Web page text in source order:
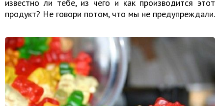
известно ли тебе, из чего и как производится этот
продукт? Не говори потом, что мы не предупреждали.